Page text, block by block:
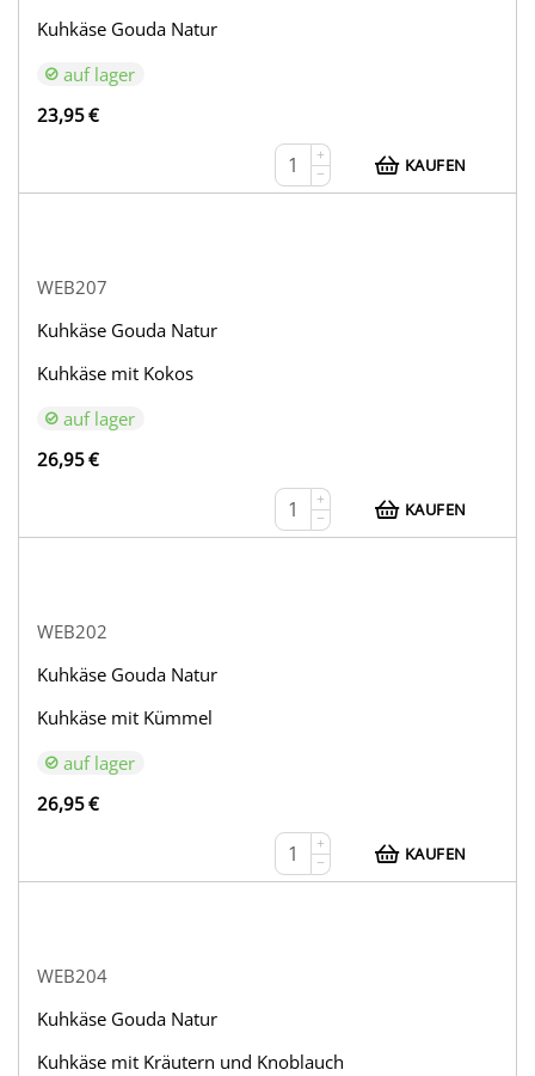
Kuhkäse Gouda Natur
auf lager
23,95€
+
−
KAUFEN
WEB207
Kuhkäse Gouda Natur
Kuhkäse mit Kokos
auf lager
26,95€
+
−
KAUFEN
WEB202
Kuhkäse Gouda Natur
Kuhkäse mit Kümmel
auf lager
26,95€
+
−
KAUFEN
WEB204
Kuhkäse Gouda Natur
Kuhkäse mit Kräutern und Knoblauch